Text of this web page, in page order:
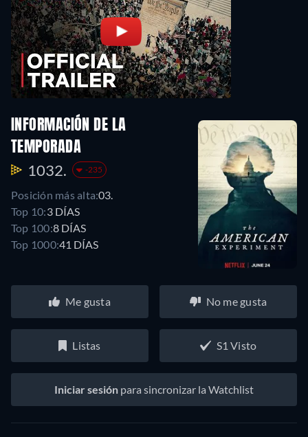
INFORMACIÓN DE LA
TEMPORADA
1032. -235
Posición más alta:03.
Top 10:3 DÍAS
Top 100:8 DÍAS
Top 1000:41 DÍAS
Me gusta No me gusta
Listas S1 Visto
Iniciar sesión para sincronizar la Watchlist